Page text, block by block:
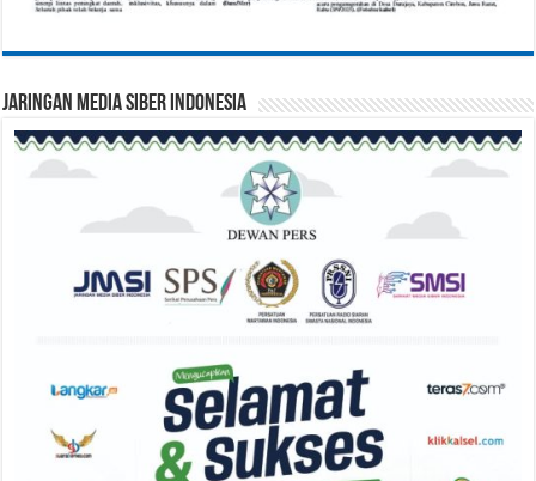
Jaringan Media Siber Indonesia